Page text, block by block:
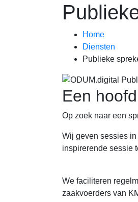
Home
Diensten
Publieke
Een
Op zoek naar een
Wij geven sessies
inspirerende sessie
We faciliteren
zaakvoerders van